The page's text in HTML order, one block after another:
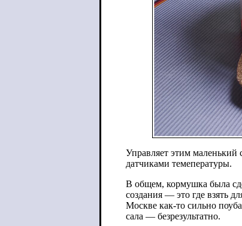
Управляет этим маленький
датчиками темепературы.
В общем, кормушка была
создания — это где взять
Москве как-то сильно
сала — безрезультатно.